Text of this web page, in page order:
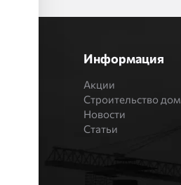
Информация
Акции
Строительство
Новости
Статьи